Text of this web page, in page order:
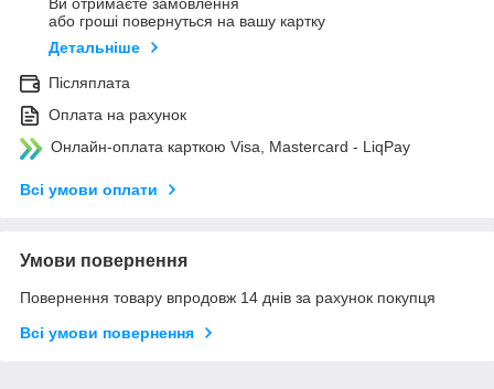
або гроші повернуться на вашу картку
Детальніше
Післяплата
Оплата на рахунок
Онлайн-оплата карткою Visa, Mastercard - LiqPay
Всі умови оплати
Умови повернення
Повернення товару впродовж 14 днів за рахунок покупця
Всі умови повернення